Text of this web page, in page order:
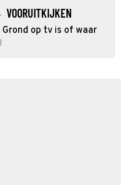
· VOORUITKIJKEN
op tv is of waar